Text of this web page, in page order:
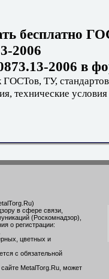
2006 в
ГОСТов, ТУ,
технические условия
в сфере связи,
(Роскомнадзор),
о регистрации:
цветных и
с обязательной
MetalTorg.Ru, может